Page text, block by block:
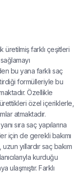
üretilmiş farklı çeşitleri
bu yana farklı saç
formülleriyle bu
Özellikle
özel içeriklerle,
atmaktadır.
sıra saç yapılarına
için de gerekli bakımı
yıllardır saç bakım
kurduğu
ulaşmıştır. Farklı